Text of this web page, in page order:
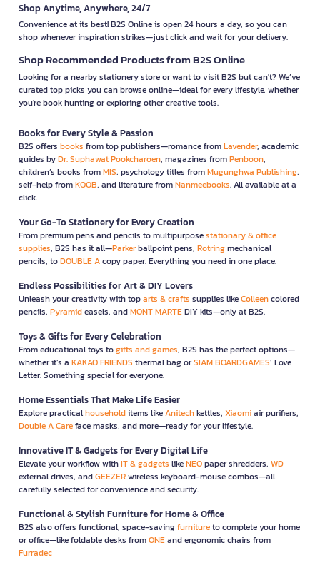
Shop Anytime, Anywhere, 24/7
Convenience at its best! B2S Online is open 24 hours a day, so you can
shop whenever inspiration strikes—just click and wait for your delivery.
Shop Recommended Products from B2S Online
Looking for a nearby stationery store or want to visit B2S but can't? We’ve
curated top picks you can browse online—ideal for every lifestyle, whether
you're book hunting or exploring other creative tools.
Books for Every Style & Passion
B2S offers books from top publishers—romance fromLavender, academic
guides byDr. Suphawat Pookcharoen, magazines fromPenboon,
children’s books fromMIS, psychology titles fromMugunghwa Publishing,
self-help fromKOOB, and literature fromNanmeebooks. All available at a
click.
Your Go-To Stationery for Every Creation
From premium pens and pencils to multipurposestationary & office
supplies, B2S has it all—Parkerballpoint pens, Rotringmechanical
pencils, toDOUBLE Acopy paper. Everything you need in one place.
Endless Possibilities for Art & DIY Lovers
Unleash your creativity with toparts & crafts supplies likeColleencolored
pencils, Pyramideasels, andMONT MARTEDIY kits—only at B2S.
Toys & Gifts for Every Celebration
From educational toys togifts and games, B2S has the perfect options—
whether it’s a KAKAO FRIENDS thermal bag orSIAM BOARDGAMES’ Love
Letter. Something special for everyone.
Home Essentials That Make Life Easier
Explore practicalhouseholditems likeAnitechkettles, Xiaomiair purifiers,
Double A Careface masks, and more—ready for your lifestyle.
Innovative IT & Gadgets for Every Digital Life
Elevate your workflow withIT & gadgets likeNEOpaper shredders, WD
external drives, andGEEZERwireless keyboard-mouse combos—all
carefully selected for convenience and security.
Functional & Stylish Furniture for Home & Office
B2S also offers functional, space-savingfurnitureto complete your home
or office—like foldable desks fromONEand ergonomic chairs from
Furradec